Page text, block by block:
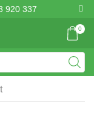
920 337
0